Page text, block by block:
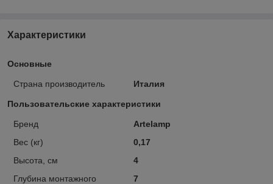
Характеристики
Основные
Страна производитель Италия
Пользовательские характеристики
Бренд
Artelamp
Вес (кг)
0,17
Высота, см
4
Глубина монтажного
7